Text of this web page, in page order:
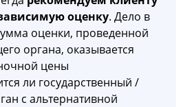
оценку. Дело в
оценки, проведенной
органа, оказывается
цены
ли государственный /
с альтернативной